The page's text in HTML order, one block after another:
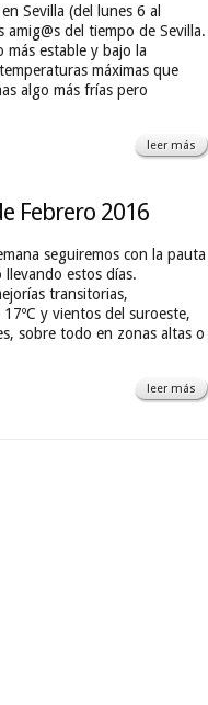
Sevilla (del lunes 6 al
del tiempo de Sevilla.
más estable y bajo la
máximas que
algo más frías pero
leer más
Febrero 2016
seguiremos con la pauta
estos días.
transitorias,
y vientos del suroeste,
sobre todo en zonas altas o
leer más